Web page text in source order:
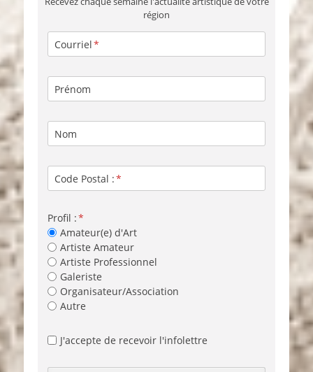
région
Courriel
Prénom
Nom
Code Postal :
Profil :
Amateur(e) d'Art
Artiste Amateur
Artiste Professionnel
Galeriste
Organisateur/Association
Autre
J'accepte de recevoir l'infolettre